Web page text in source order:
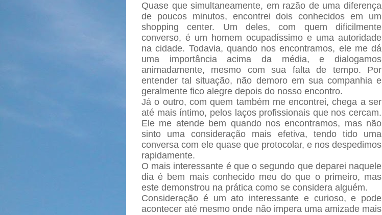
Quase que simultaneamente, em razão de uma diferença
de poucos minutos, encontrei dois conhecidos em um
shopping center. Um deles, com quem dificilmente
converso, é um homem ocupadíssimo e uma autoridade
na cidade. Todavia, quando nos encontramos, ele me dá
uma importância acima da média, e dialogamos
animadamente, mesmo com sua falta de tempo. Por
entender tal situação, não demoro em sua companhia e
geralmente fico alegre depois do nosso encontro.
Já o outro, com quem também me encontrei, chega a ser
até mais íntimo, pelos laços profissionais que nos cercam.
Ele me atende bem quando nos encontramos, mas não
sinto uma consideração mais efetiva, tendo tido uma
conversa com ele quase que protocolar, e nos despedimos
rapidamente.
O mais interessante é que o segundo que deparei naquele
dia é bem mais conhecido meu do que o primeiro, mas
este demonstrou na prática como se considera alguém.
Consideração é um ato interessante e curioso, e pode
acontecer até mesmo onde não impera uma amizade mais